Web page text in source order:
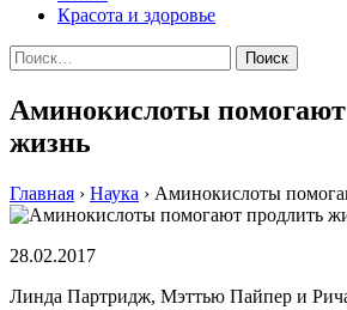
Красота и здоровье
Найти:
Аминокислоты помогают
жизнь
Главная › Наука › Аминокислоты
28.02.2017
Линда Партридж, Мэттью Пайпер и